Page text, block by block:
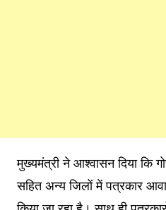
मुख्यमंत्री ने आश्वासन दिया कि
सहित अन्य जिलों में पत्रकार